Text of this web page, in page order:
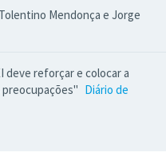
Mendonça e Jorge
deve reforçar e colocar a
Diário de